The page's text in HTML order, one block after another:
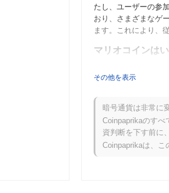
たし、ユーザーの参
おり、さまざまなゲ
ます。これにより、
マリオコインは
まりました。プロジ
況が確立されました
を当て、多様なユー
を通じて行われ、参
マリオコインの成長
マリオコインの
その他を表示
暗号通貨は非常に
Coinpaprikaのすべ
資判断を下す前に
Coinpaprikaは、こ